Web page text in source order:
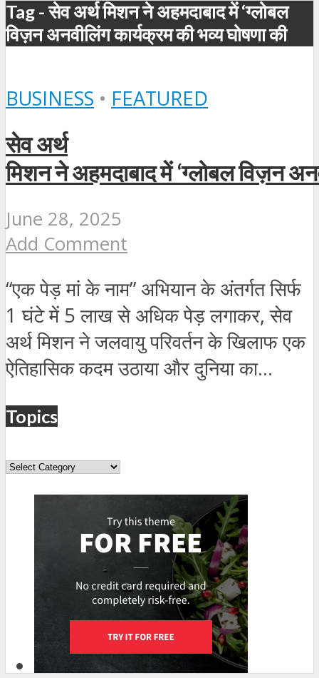
Tag - सेव अर्थ मिशन ने अहमदाबाद में ‘ग्लोबल
विज़न अनवीलिंग कार्यक्रम की भव्य घोषणा की
BUSINESS • FEATURED
सेव अर्थ
मिशन ने अहमदाबाद में ‘ग्लोबल विज़न
June 28, 2025
Add Comment
“एक पेड़ मां के नाम” अभियान के अंतर्गत सिर्फ
1 घंटे में 5 लाख से अधिक पेड़ लगाकर, सेव
अर्थ मिशन ने जलवायु परिवर्तन के खिलाफ एक
ऐतिहासिक कदम उठाया और दुनिया का...
Topics
Topics